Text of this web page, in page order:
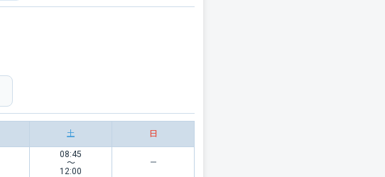
土 日
08:45
〜
12:00